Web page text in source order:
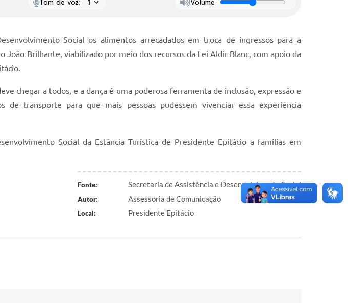
Tom de voz: Volume
Social os alimentos arrecadados em troca de ingressos para a
Brilhante, viabilizado por meio dos recursos da Lei Aldir Blanc, com apoio da
chegar a todos, e a dança é uma poderosa ferramenta de inclusão, expressão e
de transporte para que mais pessoas pudessem vivenciar essa experiência
Social da Estância Turística de Presidente Epitácio a famílias em
Fonte: Secretaria de Assistência e Desenvolvimento Social
Autor: Assessoria de Comunicação
Local: Presidente Epitácio